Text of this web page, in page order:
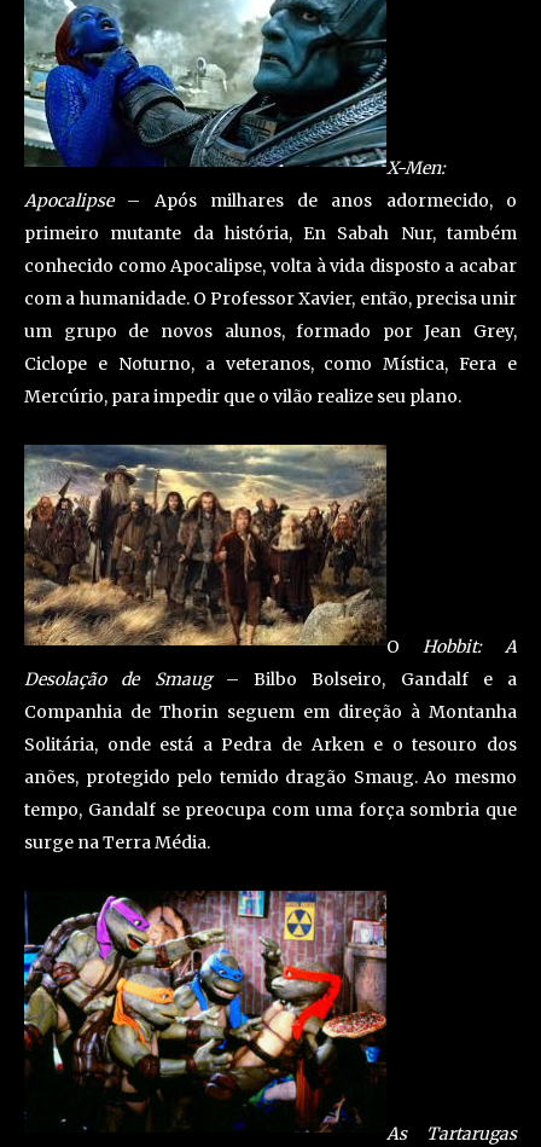
X-Men:
Apocalipse– Após milhares de anos adormecido, o
primeiro mutante da história, En Sabah Nur, também
conhecido como Apocalipse, volta à vida disposto a acabar
com a humanidade. O Professor Xavier, então, precisa unir
um grupo de novos alunos, formado por Jean Grey,
Ciclope e Noturno, a veteranos, como Mística, Fera e
Mercúrio, para impedir que o vilão realize seu plano.
O Hobbit: A
Desolação de Smaug– Bilbo Bolseiro, Gandalf e a
Companhia de Thorin seguem em direção à Montanha
Solitária, onde está a Pedra de Arken e o tesouro dos
anões, protegido pelo temido dragão Smaug. Ao mesmo
tempo, Gandalf se preocupa com uma força sombria que
surge na Terra Média.
As Tartarugas